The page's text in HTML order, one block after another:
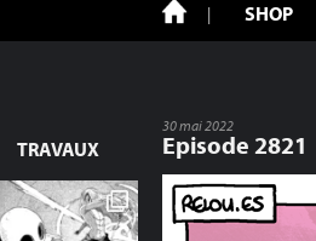
SHOP
TRAVAUX
30 mai 2022
Episode 2821